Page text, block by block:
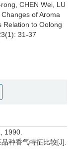
CHEN Wei, LU
Changes of Aroma
Relation to Oolong
31-37
1990.
种香气特征比较[J].